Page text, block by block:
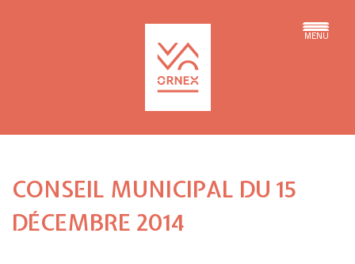
MENU
CONSEIL MUNICIPAL DU 15
DÉCEMBRE 2014